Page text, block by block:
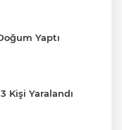
Yaptı
Kişi Yaralandı